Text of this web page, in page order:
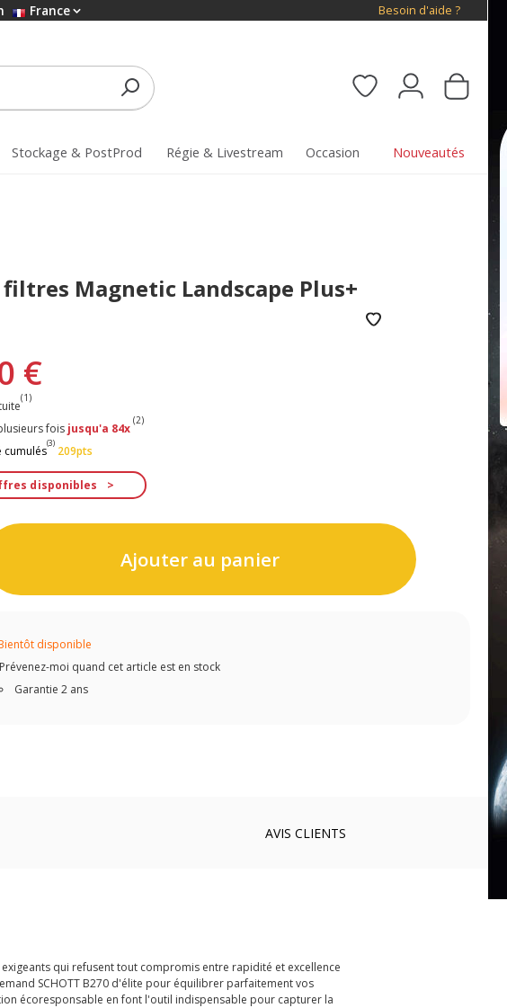
France Besoin d'aide ?
Stockage & PostProd Régie & Livestream Occasion Nouveautés
Magnetic Landscape Plus+
€
(1)
fois jusqu'a 84x
(2)
cumulés
(3)
209pts
disponibles
Ajouter au panier
disponible
Prévenez-moi quand cet article est en stock
Garantie 2 ans
AVIS CLIENTS
qui refusent tout compromis entre rapidité et excellence
SCHOTT B270 d'élite pour équilibrer parfaitement vos
écoresponsable en font l'outil indispensable pour capturer la